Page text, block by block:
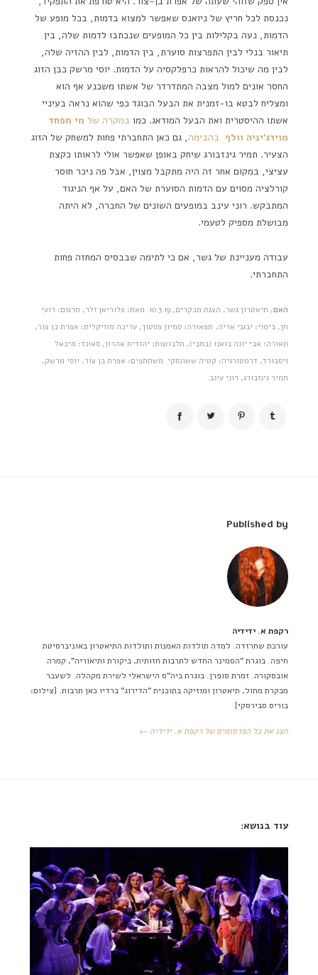
נכנסת לכל חריץ של ניואנס שאפשר למצוא בדמות, בכל מופע של
הדמות, נעה בקלילות בין כל המופעים שנכתבו לדמות שלה, בין
תיאור בנלי לבין התפרצות סוערת, בין הדמות, לבין ההזיה שלה,
לבין מה שיכול להראות כרפלקסיה על הדמות. יוסי מרשק כבן הזוג
החסר אונים למול מצבה המתדרדר של אשתו משכנע אף הוא
ומצליח לבטא בו-זמנית את הבעל הבוגד כפי שהוא נראה בעיניי
אשתו ההיסטרית ואת הבעל המודאג. כמו במקרה של מי מפחד
מוירג'יניה וולף בהבימה, גם כאן התחברתי פחות למשחק של הזוג
הצעיר. תמיר גינזבורג שיחק באופן שאפשר אולי לראותו כקצת
עציצי, במקום אחר זה היה מתקבל מצוין, אבל פה ניכר חוסר
קורלציה מסוים עם הדמות הסוערת של האם, על אף הניגוד
המתבקש. רוני עינב במופעים השונים של החברה, לא היתה
מבושלת מספיק לטעמי.
עבודה מעניינת של גשר, אם כי לתימה שבבסיס המחזה פחות
התחברתי.
האם
, תיאטרון גשר, הצגת מבקרים, 10.3.19. מאת: פלוריאן זלר, תרגום: רועי
חן, בימוי: יבגני אריה, תפאורה: סמיון פסטוך, עריכה מוזיקלית: אפרת בן צור,
תאורה: אבי יונה בואנו (במבי), תלבושות: יהודית אהרון, סאונד: מיכאל
ויסבורד, דרמטורגיה: קטיה ששונסקי. משתתפים: אפרת בן צור, יוסי מרשק,
תמיר גינזבורג, רוני עינב.
Published by
רקפת א. ידידיה
עורכת שחרזדה. למדה תולדות האמנות ותולדות התיאטרון באוניברסיטת
חיפה. בוגרת "הסמינר החדש לתרבות חזותית, ביקורת ותיאוריה", קמרה
אובסקורה. זמרת סופרן. בוגרת ביה"ס הישראלי לשירת מקהלה. לשעבר
מבקרת מחול, תיאטרון ומוזיקה בתוכנית "הדירוג" ברדיו כאן תרבות. [צילום:
בוריס סבירסקי]
הצג את כל הפרסומים של רקפת א. ידידיה ←
עוד בנושא: